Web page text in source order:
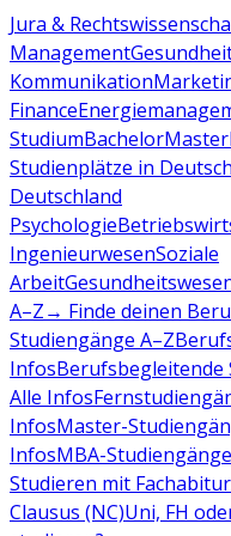
Jura &
Management
Kommunikation
Finance
StudiumBachelorMaster
Studienplätze in
Deutschland
Psychologie
IngenieurwesenSoziale
Arbeit
A–Z→ Finde deinen
Studiengänge A–Z
InfosBerufsbegleitende
Alle Infos
InfosMaster-
InfosMBA-
Studieren mit Fachabitur
Clausus (NC)Uni, FH